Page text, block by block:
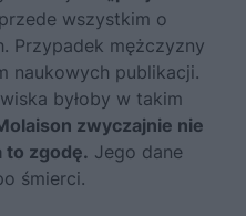
wszystkim o
Przypadek mężczyzny
naukowych publikacji.
byłoby w takim
zwyczajnie nie
to zgodę. Jego dane
śmierci.